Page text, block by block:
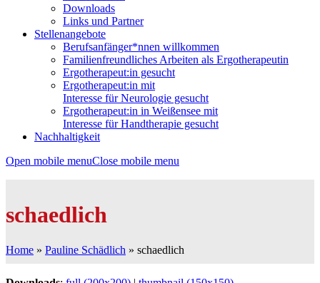
Downloads
Links und Partner
Stellenangebote
Berufsanfänger*nnen willkommen
Familienfreundliches Arbeiten als Ergotherapeutin
Ergotherapeut:in gesucht
Ergotherapeut:in mit
Interesse für Neurologie gesucht
Ergotherapeut:in in Weißensee mit
Interesse für Handtherapie gesucht
Nachhaltigkeit
Open mobile menuClose mobile menu
schaedlich
Home » Pauline Schädlich » schaedlich